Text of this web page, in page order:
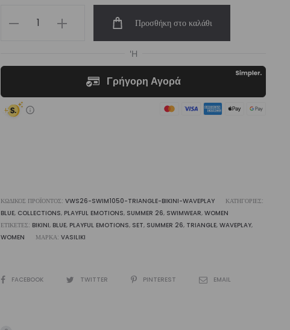
€75,00.είναι:
€65,00.
Women’s
Bikini
Waveplay
Προσθήκη στο καλάθι
ΚΩΔΙΚΌΣ ΠΡΟΪΌΝΤΟΣ: VWS26-SWIM1050-TRIANGLE-BIKINI-WAVEPLAY
ΚΑΤΗΓΟΡΊΕΣ:
BLUE, COLLECTIONS, PLAYFUL EMOTIONS, SUMMER 26, SWIMWEAR, WOMEN
ΕΤΙΚΈΤΕΣ: BIKINI, BLUE, PLAYFUL EMOTIONS, SET, SUMMER 26, TRIANGLE, WAVEPLAY,
WOMEN
ΜΆΡΚΑ: VASILIKI
SHAREFACEBOOK TWITTER PINTEREST EMAIL